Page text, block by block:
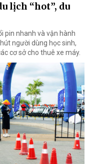
lịch “hot”, du
pin nhanh và vận hành
người dùng học sinh,
cơ sở cho thuê xe máy.